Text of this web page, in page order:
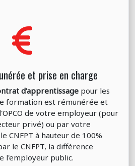
et prise en charge
d’apprentissage pour les
formation est rémunérée et
de votre employeur (pour
privé) ou par votre
CNFPT à hauteur de 100%
le CNFPT, la différence
l'employeur public.